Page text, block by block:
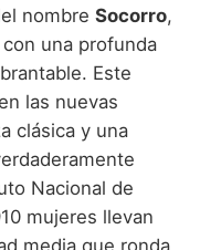
por E
por F
por G
por H
por I
por J
nombre Socorro,
una profunda
Este
las nuevas
clásica y una
Nacional de
mujeres llevan